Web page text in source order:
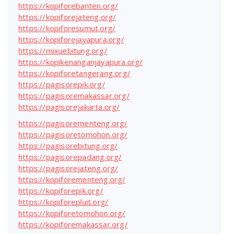
https://kopiforebanten.org/
https://kopiforejateng.org/
https://kopiforesumut.org/
https://kopiforejayapura.org/
https://mixuebitung.org/
https://kopikenanganjayapura.org/
https://kopiforetangerang.org/
https://pagisorepik.org/
https://pagisoremakassar.org/
https://pagisorejakarta.org/
https://pagisorementeng.org/
https://pagisoretomohon.org/
https://pagisorebitung.org/
https://pagisorepadang.org/
https://pagisorejateng.org/
https://kopiforementeng.org/
https://kopiforepik.org/
https://kopiforepluit.org/
https://kopiforetomohon.org/
https://kopiforemakassar.org/